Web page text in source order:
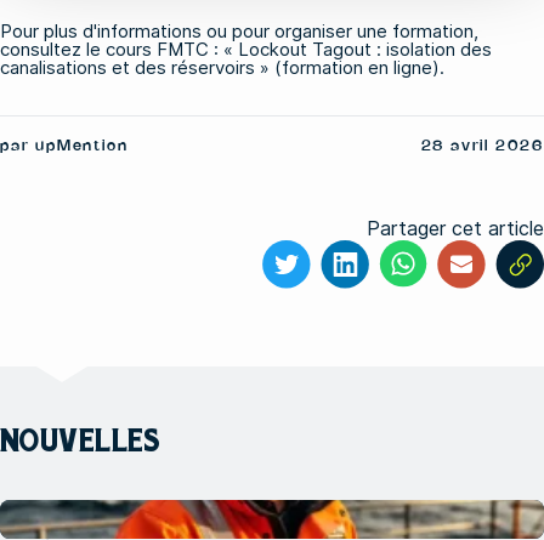
Pour plus d'informations ou pour organiser une formation,
consultez le cours FMTC : « Lockout Tagout : isolation des
canalisations et des réservoirs » (formation en ligne).
par upMention 28 avril 2026
Partager cet article
NOUVELLES